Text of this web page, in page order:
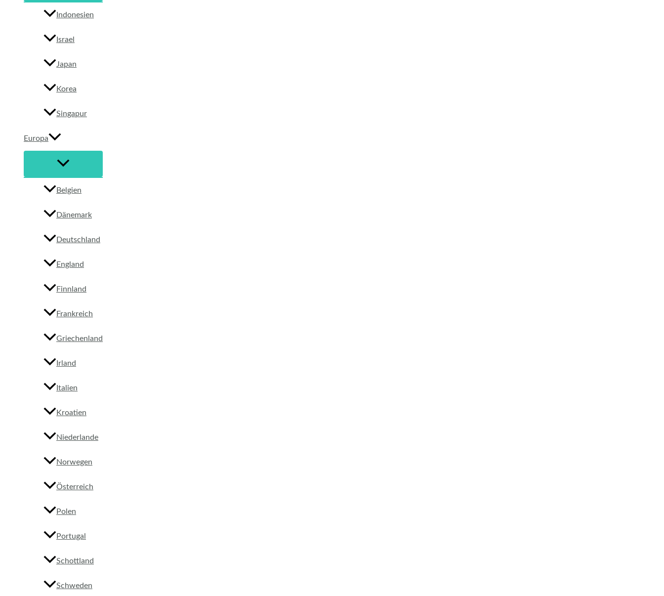
Indonesien
Israel
Japan
Korea
Singapur
Europa
Belgien
Dänemark
Deutschland
England
Finnland
Frankreich
Griechenland
Irland
Italien
Kroatien
Niederlande
Norwegen
Österreich
Polen
Portugal
Schottland
Schweden